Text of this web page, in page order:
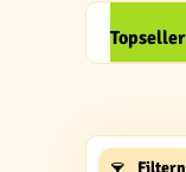
Topseller
Filtern